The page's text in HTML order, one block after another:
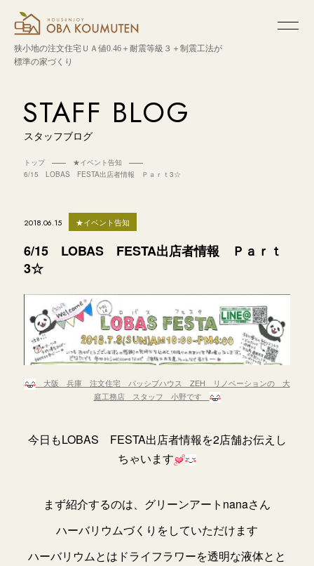
狭小地の注文住宅ＵＡ値0.46＋耐震等級３＋制震工法が
標準の家づくり
STAFF BLOG
スタッフブログ
トップ
★イベント告知
6/15 LOBAS FESTA出店者情報 Ｐａｒｔ3☆
2018.06.15 ★イベント告知
6/15 LOBAS FESTA出店者情報 Ｐａｒｔ
3☆
大阪 兵庫 注文住宅 パッシブハウス ZEH リノベーションの 大
庭工務店 スタッフ 小野です
今日もLOBAS FESTA出店者情報を2店舗お伝えし
ちゃいます
まず紹介するのは、グリーンアートnanaさん
ハーバリウムづくりをしていただけます
ハーバリウムとはドライフラワーを透明な液体とと